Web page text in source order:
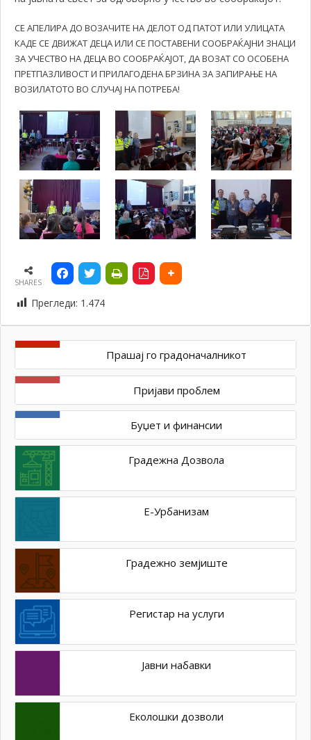
СЕ АПЕЛИРА ДО ВОЗАЧИТЕ НА ДЕЛОТ ОД ПАТОТ ИЛИ УЛИЦАТА
КАДЕ СЕ ДВИЖАТ ДЕЦА ИЛИ СЕ ПОСТАВЕНИ СООБРАЌАЈНИ ЗНАЦИ
ЗА УЧЕСТВО НА ДЕЦА ВО СООБРАЌАЈОТ, ДА ВОЗАТ СО ОСОБЕНА
ПРЕТПАЗЛИВОСТ И ПРИЛАГОДЕНА БРЗИНА ЗА ЗАПИРАЊЕ НА
ВОЗИЛАТОТО ВО СЛУЧАЈ НА ПОТРЕБА!
SHARES
Прегледи: 1.474
Прашај го градоначалникот
Пријави проблем
Буџет и финансии
Градежна Дозвола
Е-Урбанизам
Градежно земјиште
Регистар на услуги
Јавни набавки
Еколошки дозволи